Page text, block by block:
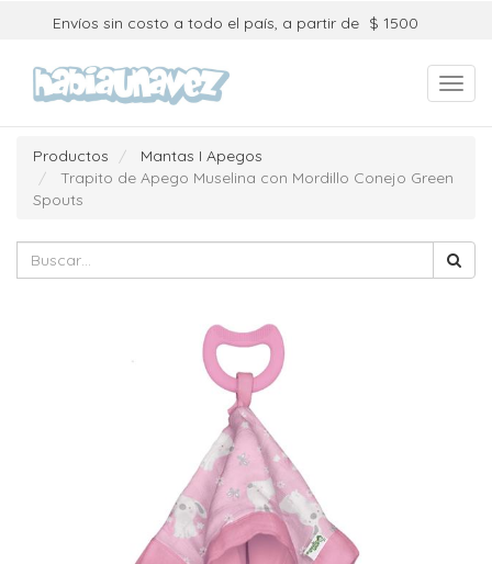
Envíos sin costo a todo el país, a partir de $ 1500
Productos
Mantas I Apegos
Trapito de Apego Muselina con Mordillo Conejo Green
Spouts